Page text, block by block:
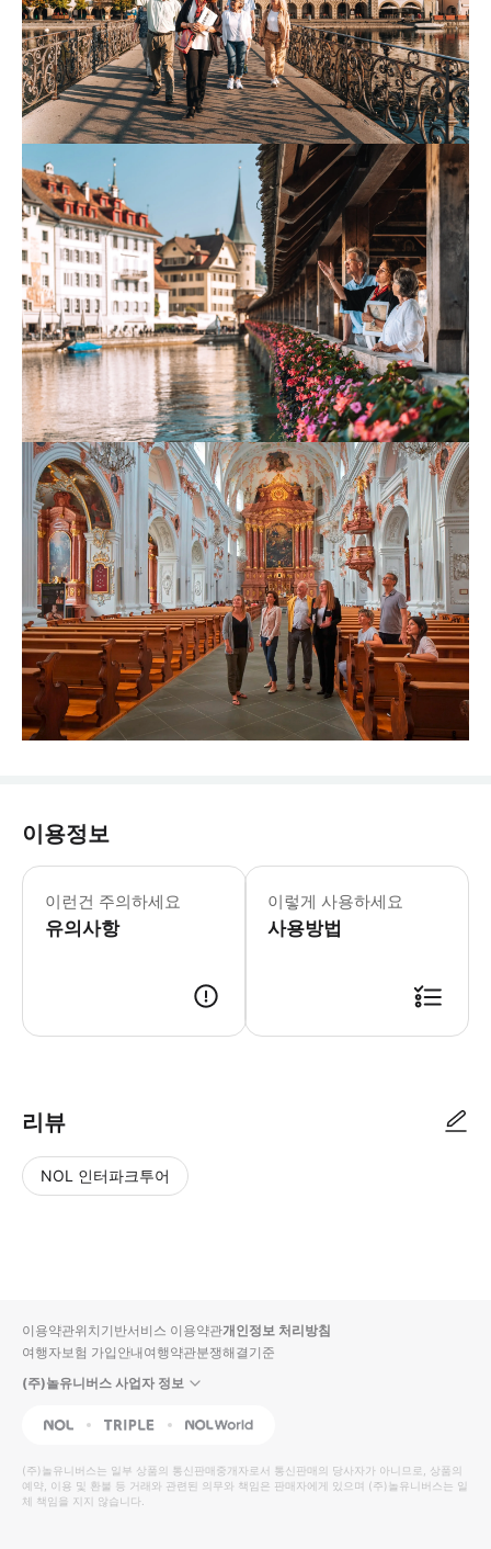
이용정보
이런건 주의하세요
유의사항
이렇게 사용하세요
사용방법
리뷰
NOL 인터파크투어
입니
다.
높
은
순
동
영
상
순
상
이용약관위치기반서비스 이용약관개인정보 처리방침
여행자보험 가입안내여행약관분쟁해결기준
(주)놀유니버스 사업자 정보
NOL Triple Interpark Global
(주)놀유니버스는 일부 상품의 통신판매중개자로서 통신판매의 당사자가 아니므로, 상품의
예약, 이용 및 환불 등 거래와 관련된 의무와 책임은 판매자에게 있으며 (주)놀유니버스는 일
체 책임을 지지 않습니다.